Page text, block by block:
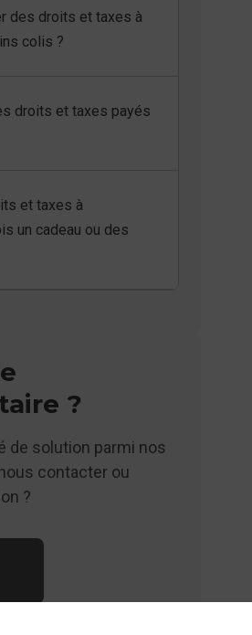
des droits et taxes à
colis ?
droits et taxes payés
et taxes à
un cadeau ou des
?
de solution parmi nos
contacter ou
?